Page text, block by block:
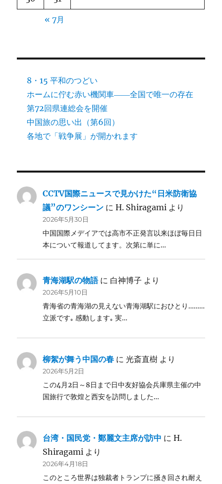
« 7月
8・15 平和のつどい
ホームに佇む赤い機関車――全国で唯一の存在
第72回県連総会を開催
中国旅の思い出（第6回）
各地で「戦争展」が開かれます
CCTV国際ニュースで見かけた“日米防衛協
議”のワンシーン にH. Shiragami より
2026年5月30日
中国国際メデイアでは高市不正発言以来ほぼ毎日日
本について報道してます。次第に単に…
青海湖駅の物語に 白神博子 より
2026年5月10日
青海省の青海湖の見えない青海湖駅におひとり………
立派です｡ 感動します｡ 実…
柳絮が舞う中国の春 に光斎直樹 より
2026年5月2日
この4月2日～8日まで日中友好協会兵庫県主催の中
国旅行で敦煌と西安を訪問しました…
台湾・国民党・鄭麗文主席が訪中 にH.
Shiragami より
2026年4月18日
このところ世界は独裁者トランプに掻き回され耐え